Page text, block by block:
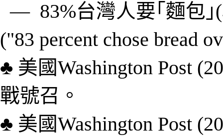
― 83%台灣人要｢ 麵包 ｣
("83 percent chose bread
♣ 美國Washington Post
戰號召 。
♣ 美國Washington Post